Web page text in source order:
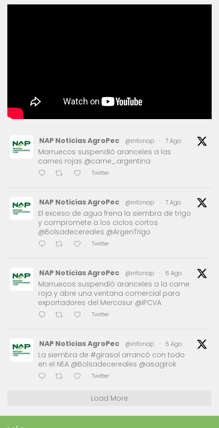
NAP Noticias AgroPec @infonap · 7 Ago
Marruecos suspendió aranceles a las
carnes rojas @carne_argentina
Twitter
NAP Noticias AgroPec @infonap · 7 Ago
El exceso de agua frena la siembra de trigo
y compromete a los ciclos cortos
@Bolsadecereales @ArgenTrigo
Twitter
NAP Noticias AgroPec @infonap · 6 Ago
Marruecos suspendió aranceles a la carne
roja y abre una ventana comercial para
exportadores del Mercosur @IPCVA
Twitter
NAP Noticias AgroPec @infonap · 6 Ago
La siembra de #girasol arrancó con todo
en el NEA @Bolsadecereales @asagirok
Twitter
Load More